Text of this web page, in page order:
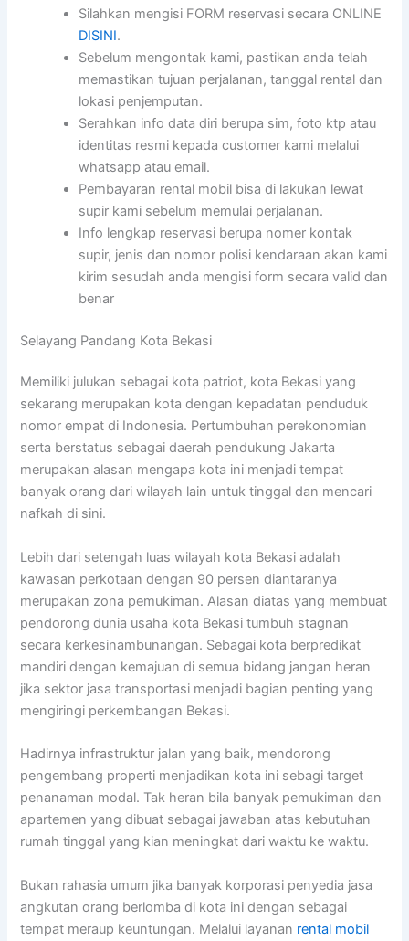
Silahkan mengisi FORM reservasi secara ONLINE
DISINI.
Sebelum mengontak kami, pastikan anda telah
memastikan tujuan perjalanan, tanggal rental dan
lokasi penjemputan.
Serahkan info data diri berupa sim, foto ktp atau
identitas resmi kepada customer kami melalui
whatsapp atau email.
Pembayaran rental mobil bisa di lakukan lewat
supir kami sebelum memulai perjalanan.
Info lengkap reservasi berupa nomer kontak
supir, jenis dan nomor polisi kendaraan akan kami
kirim sesudah anda mengisi form secara valid dan
benar
Selayang Pandang Kota Bekasi
Memiliki julukan sebagai kota patriot, kota Bekasi yang
sekarang merupakan kota dengan kepadatan penduduk
nomor empat di Indonesia. Pertumbuhan perekonomian
serta berstatus sebagai daerah pendukung Jakarta
merupakan alasan mengapa kota ini menjadi tempat
banyak orang dari wilayah lain untuk tinggal dan mencari
nafkah di sini.
Lebih dari setengah luas wilayah kota Bekasi adalah
kawasan perkotaan dengan 90 persen diantaranya
merupakan zona pemukiman. Alasan diatas yang membuat
pendorong dunia usaha kota Bekasi tumbuh stagnan
secara kerkesinambunangan. Sebagai kota berpredikat
mandiri dengan kemajuan di semua bidang jangan heran
jika sektor jasa transportasi menjadi bagian penting yang
mengiringi perkembangan Bekasi.
Hadirnya infrastruktur jalan yang baik, mendorong
pengembang properti menjadikan kota ini sebagi target
penanaman modal. Tak heran bila banyak pemukiman dan
apartemen yang dibuat sebagai jawaban atas kebutuhan
rumah tinggal yang kian meningkat dari waktu ke waktu.
Bukan rahasia umum jika banyak korporasi penyedia jasa
angkutan orang berlomba di kota ini dengan sebagai
tempat meraup keuntungan. Melalui layanan rental mobil